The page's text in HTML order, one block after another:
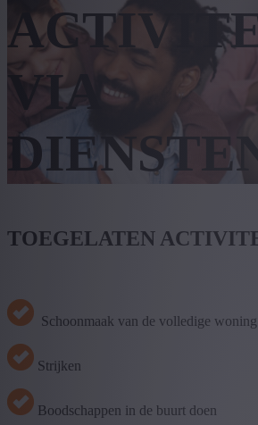
VIA
TOEGELATEN
Schoonmaak van de volledige woning
Strijken
Boodschappen in de buurt doen